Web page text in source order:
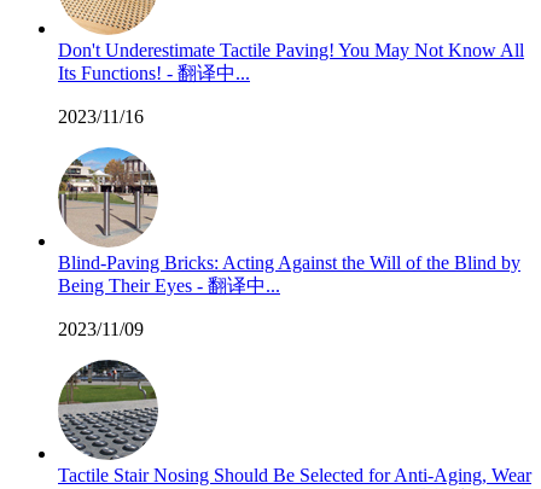
Don't Underestimate Tactile Paving! You May Not Know All
Its Functions! - 翻译中...
2023/11/16
Blind-Paving Bricks: Acting Against the Will of the Blind by
Being Their Eyes - 翻译中...
2023/11/09
Tactile Stair Nosing Should Be Selected for Anti-Aging, Wear